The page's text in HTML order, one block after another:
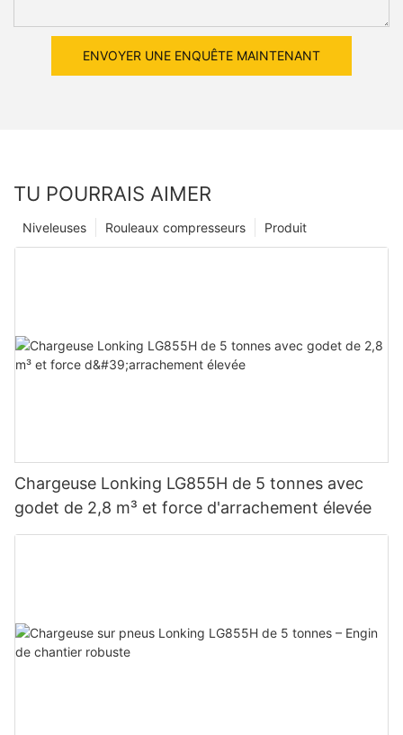
ENVOYER UNE ENQUÊTE MAINTENANT
TU POURRAIS AIMER
Produit
Rouleaux compresseurs
Niveleuses
Chargeuse Lonking LG855H de 5 tonnes avec
godet de 2,8 m³ et force d'arrachement élevée